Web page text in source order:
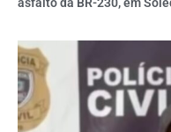
asfalto da BR-230, em